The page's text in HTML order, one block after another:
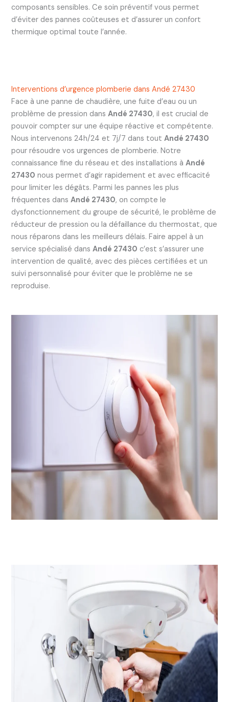
composants sensibles. Ce soin préventif vous permet
d’éviter des pannes coûteuses et d’assurer un confort
thermique optimal toute l’année.
Interventions d’urgence plomberie dans Andé 27430
Face à une panne de chaudière, une fuite d’eau ou un
problème de pression dans Andé 27430, il est crucial de
pouvoir compter sur une équipe réactive et compétente.
Nous intervenons 24h/24 et 7j/7 dans tout Andé 27430
pour résoudre vos urgences de plomberie. Notre
connaissance fine du réseau et des installations à Andé
27430 nous permet d’agir rapidement et avec efficacité
pour limiter les dégâts. Parmi les pannes les plus
fréquentes dans Andé 27430, on compte le
dysfonctionnement du groupe de sécurité, le problème de
réducteur de pression ou la défaillance du thermostat, que
nous réparons dans les meilleurs délais. Faire appel à un
service spécialisé dans Andé 27430 c’est s’assurer une
intervention de qualité, avec des pièces certifiées et un
suivi personnalisé pour éviter que le problème ne se
reproduise.